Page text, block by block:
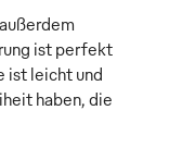
ist perfekt
ist leicht und
haben, die